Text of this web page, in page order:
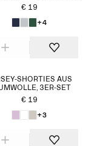
€ 19
+4
SHORTIES AUS
3ER-SET
€ 19
+3